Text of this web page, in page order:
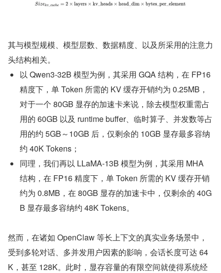
其与模型规模、模型层数、数据精度、以及所采用的注意力
头结构相关。
以 Qwen3-32B 模型为例，其采用 GQA 结构，在 FP16
精度下，单 Token 所需的 KV 缓存开销约为 0.25MB，
对于一个 80GB 显存的加速卡来说，除去模型权重需占
用的 60GB 以及 runtime buffer、临时算子、并发数等占
用的约 5GB～10GB 后，仅剩余的 10GB 显存最多容纳
约 40K Tokens；
同理，我们再以 LLaMA-13B 模型为例，其采用 MHA
结构，在 FP16 精度下，单 Token 所需的 KV 缓存开销
约为 0.8MB，在 80GB 显存的加速卡中，仅剩余的 40G
B 显存最多容纳约 48K Tokens。
然而，在诸如 OpenClaw 等长上下文的真实业务场景中，
受到多轮对话、多并发用户因素的影响，会话长度可达 64
K，甚至 128K。此时，显存容量的有限空间就使得系统经